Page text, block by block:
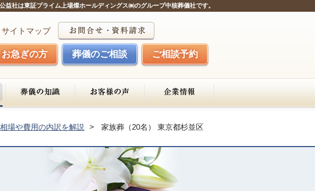
公益社は東証プライム上場燦ホールディングス㈱のグループ中核葬儀社です。
サイトマップ
お急ぎの方 葬儀のご相談 ご相談予約
場や費用の内訳を解説 家族葬（20名） 東京都杉並区